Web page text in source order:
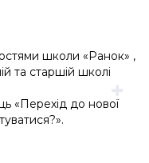
школи «Ранок» ,
та старшій школі
«Перехід до нової